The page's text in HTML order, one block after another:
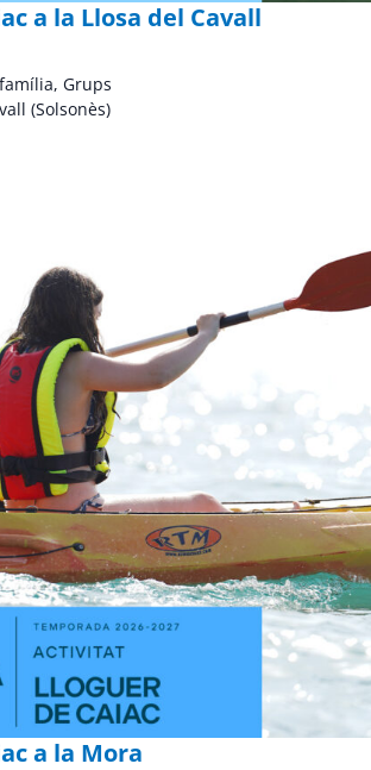
a la Llosa del Cavall
Grups
(Solsonès)
a la Mora